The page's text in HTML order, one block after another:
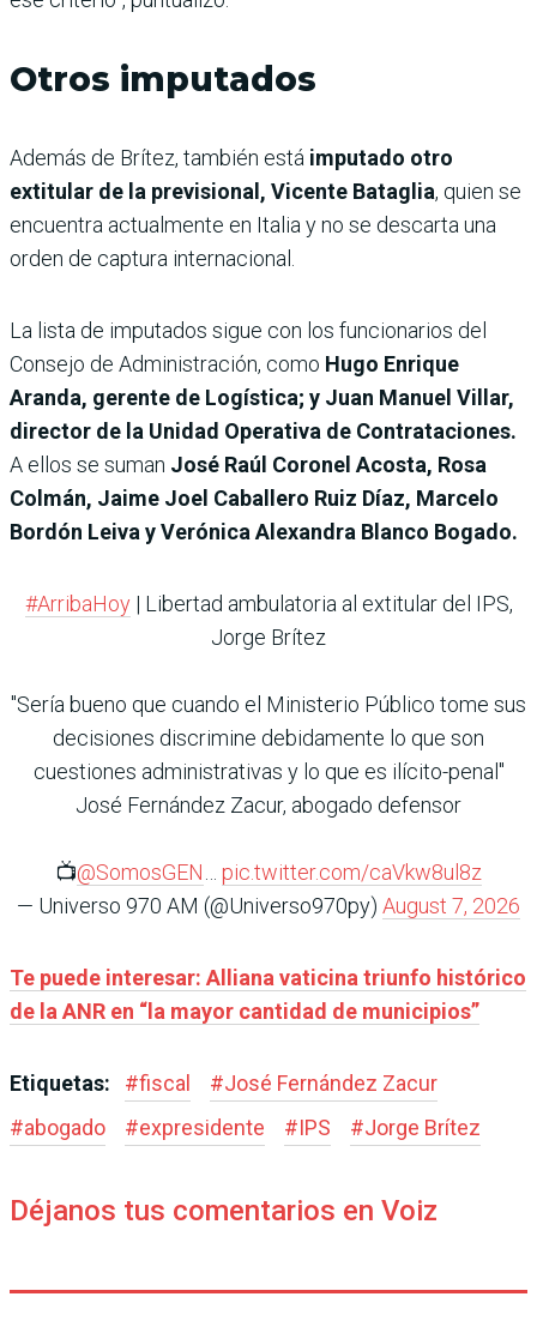
Otros imputados
Además de Brítez, también está imputado otro
extitular de la previsional, Vicente Bataglia, quien se
encuentra actualmente en Italia y no se descarta una
orden de captura internacional.
La lista de imputados sigue con los funcionarios del
Consejo de Administración, como Hugo Enrique
Aranda, gerente de Logística; y Juan Manuel Villar,
director de la Unidad Operativa de Contrataciones.
A ellos se suman José Raúl Coronel Acosta, Rosa
Colmán, Jaime Joel Caballero Ruiz Díaz, Marcelo
Bordón Leiva y Verónica Alexandra Blanco Bogado.
#ArribaHoy| Libertad ambulatoria al extitular del IPS,
Jorge Brítez
"Sería bueno que cuando el Ministerio Público tome sus
decisiones discrimine debidamente lo que son
cuestiones administrativas y lo que es ilícito-penal"
José Fernández Zacur, abogado defensor
📺@SomosGEN… pic.twitter.com/caVkw8ul8z
— Universo 970 AM (@Universo970py) August 7, 2026
Te puede interesar: Alliana vaticina triunfo histórico
de la ANR en “la mayor cantidad de municipios”
Etiquetas: #fiscal #José Fernández Zacur
#abogado #expresidente #IPS #Jorge Brítez
Déjanos tus comentarios en Voiz